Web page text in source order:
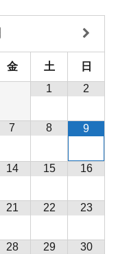
金 土
日
1
2
7 8 9
14 15 16
21 22 23
28 29 30